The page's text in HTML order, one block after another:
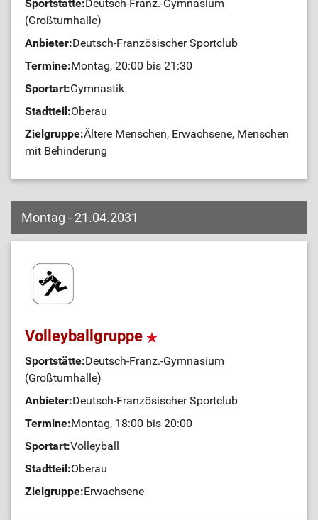
Sportstätte:Deutsch-Franz.-Gymnasium
(Großturnhalle)
Anbieter:Deutsch-Französischer Sportclub
Termine:Montag, 20:00 bis 21:30
Sportart:Gymnastik
Stadtteil:Oberau
Zielgruppe:Ältere Menschen, Erwachsene, Menschen
mit Behinderung
Montag - 21.04.2031
Volleyballgruppe
Sportstätte:Deutsch-Franz.-Gymnasium
(Großturnhalle)
Anbieter:Deutsch-Französischer Sportclub
Termine:Montag, 18:00 bis 20:00
Sportart:Volleyball
Stadtteil:Oberau
Zielgruppe:Erwachsene